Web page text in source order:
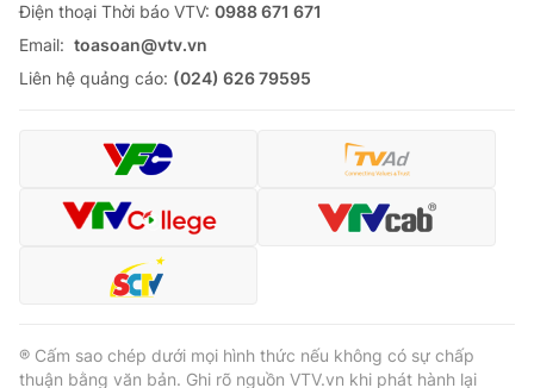
Ðiện thoại Thời báo VTV: 0988 671 671
Email: toasoan@vtv.vn
Liên hệ quảng cáo: (024) 626 79595
® Cấm sao chép dưới mọi hình thức nếu không có sự chấp
thuận bằng văn bản. Ghi rõ nguồn VTV.vn khi phát hành lại